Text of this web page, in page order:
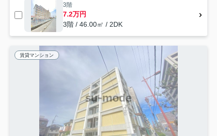
3階
7.2万円
3階 / 46.00㎡ / 2DK
賃貸マンション